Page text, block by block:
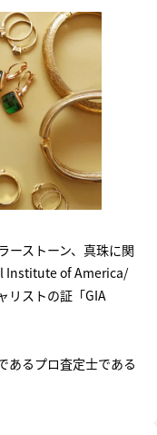
ーストーン、真珠に関
Institute of America/
リストの証「GIA
あるプロ査定士である